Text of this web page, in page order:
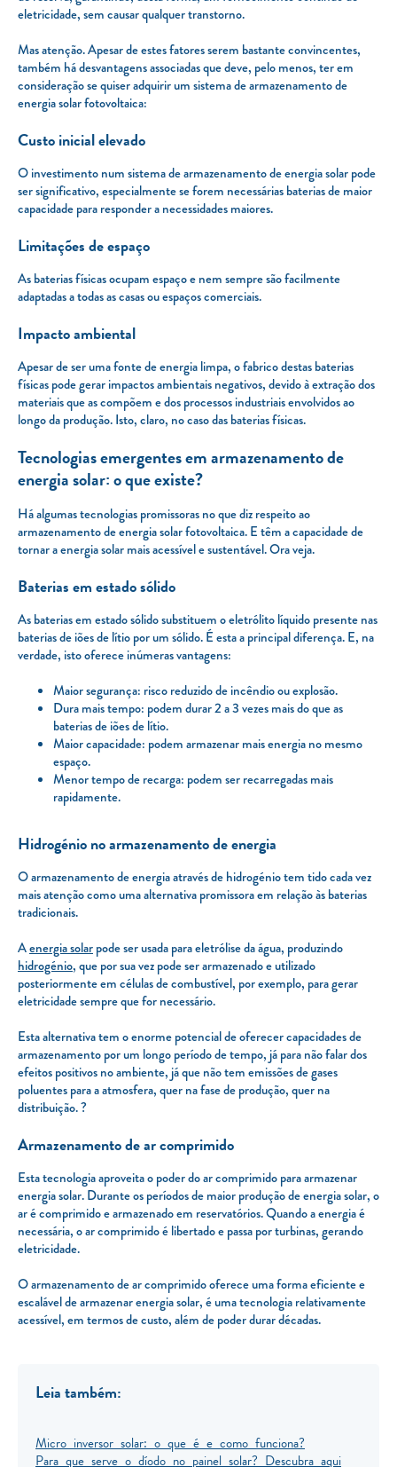
eletricidade, sem causar qualquer transtorno.
Mas atenção. Apesar de estes fatores serem bastante convincentes,
também há desvantagens associadas que deve, pelo menos, ter em
consideração se quiser adquirir um sistema de armazenamento de
energia solar fotovoltaica:
Custo inicial elevado
O investimento num sistema de armazenamento de energia solar pode
ser significativo, especialmente se forem necessárias baterias de maior
capacidade para responder a necessidades maiores.
Limitações de espaço
As baterias físicas ocupam espaço e nem sempre são facilmente
adaptadas a todas as casas ou espaços comerciais.
Impacto ambiental
Apesar de ser uma fonte de energia limpa, o fabrico destas baterias
físicas pode gerar impactos ambientais negativos, devido à extração dos
materiais que as compõem e dos processos industriais envolvidos ao
longo da produção. Isto, claro, no caso das baterias físicas.
Tecnologias emergentes em armazenamento de
energia solar: o que existe?
Há algumas tecnologias promissoras no que diz respeito ao
armazenamento de energia solar fotovoltaica. E têm a capacidade de
tornar a energia solar mais acessível e sustentável. Ora veja.
Baterias em estado sólido
As baterias em estado sólido substituem o eletrólito líquido presente nas
baterias de iões de lítio por um sólido. É esta a principal diferença. E, na
verdade, isto oferece inúmeras vantagens:
Maior segurança: risco reduzido de incêndio ou explosão.
Dura mais tempo: podem durar 2 a 3 vezes mais do que as
baterias de iões de lítio.
Maior capacidade: podem armazenar mais energia no mesmo
espaço.
Menor tempo de recarga: podem ser recarregadas mais
rapidamente.
Hidrogénio no armazenamento de energia
O armazenamento de energia através de hidrogénio tem tido cada vez
mais atenção como uma alternativa promissora em relação às baterias
tradicionais.
Aenergia solarpode ser usada para eletrólise da água, produzindo
hidrogénio, que por sua vez pode ser armazenado e utilizado
posteriormente em células de combustível, por exemplo, para gerar
eletricidade sempre que for necessário.
Esta alternativa tem o enorme potencial de oferecer capacidades de
armazenamento por um longo período de tempo, já para não falar dos
efeitos positivos no ambiente, já que não tem emissões de gases
poluentes para a atmosfera, quer na fase de produção, quer na
distribuição. ?
Armazenamento de ar comprimido
Esta tecnologia aproveita o poder do ar comprimido para armazenar
energia solar. Durante os períodos de maior produção de energia solar, o
ar é comprimido e armazenado em reservatórios. Quando a energia é
necessária, o ar comprimido é libertado e passa por turbinas, gerando
eletricidade.
O armazenamento de ar comprimido oferece uma forma eficiente e
escalável de armazenar energia solar, é uma tecnologia relativamente
acessível, em termos de custo, além de poder durar décadas.
Leia também:
Micro inversor solar: o que é e como funciona?
Para que serve o díodo no painel solar? Descubra aqui